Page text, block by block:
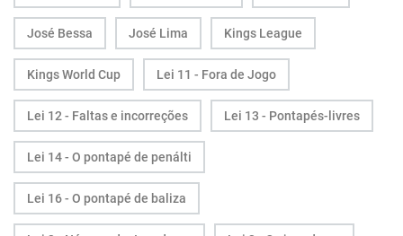
José Bessa José Lima Kings League
Kings World Cup Lei 11 - Fora de Jogo
Lei 12 - Faltas e incorreções Lei 13 - Pontapés-livres
Lei 14 - O pontapé de penálti
Lei 16 - O pontapé de baliza